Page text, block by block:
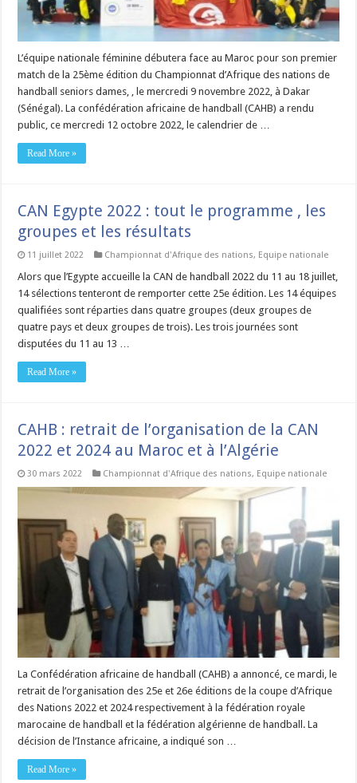
L’équipe nationale féminine débutera face au Maroc pour son premier
match de la 25ème édition du Championnat d’Afrique des nations de
handball seniors dames, , le mercredi 9 novembre 2022, à Dakar
(Sénégal). La confédération africaine de handball (CAHB) a rendu
public, ce mercredi 12 octobre 2022, le calendrier de …
Read More »
CAN Egypte 2022 : tout le programme , les
groupes et les résultats
11 juillet 2022 Championnat d'Afrique des nations, Equipe nationale
Alors que l’Egypte accueille la CAN de handball 2022 du 11 au 18 juillet,
14 sélections tenteront de remporter cette 25e édition. Les 14 équipes
qualifiées sont réparties dans quatre groupes (deux groupes de
quatre pays et deux groupes de trois). Les trois journées sont
disputées du 11 au 13 …
Read More »
CAHB : retrait de l’organisation de la CAN
2022 et 2024 au Maroc et à l’Algérie
30 mars 2022 Championnat d'Afrique des nations, Equipe nationale
La Confédération africaine de handball (CAHB) a annoncé, ce mardi, le
retrait de l’organisation des 25e et 26e éditions de la coupe d’Afrique
des Nations 2022 et 2024 respectivement à la fédération royale
marocaine de handball et la fédération algérienne de handball. La
décision de l’Instance africaine, a indiqué son …
Read More »